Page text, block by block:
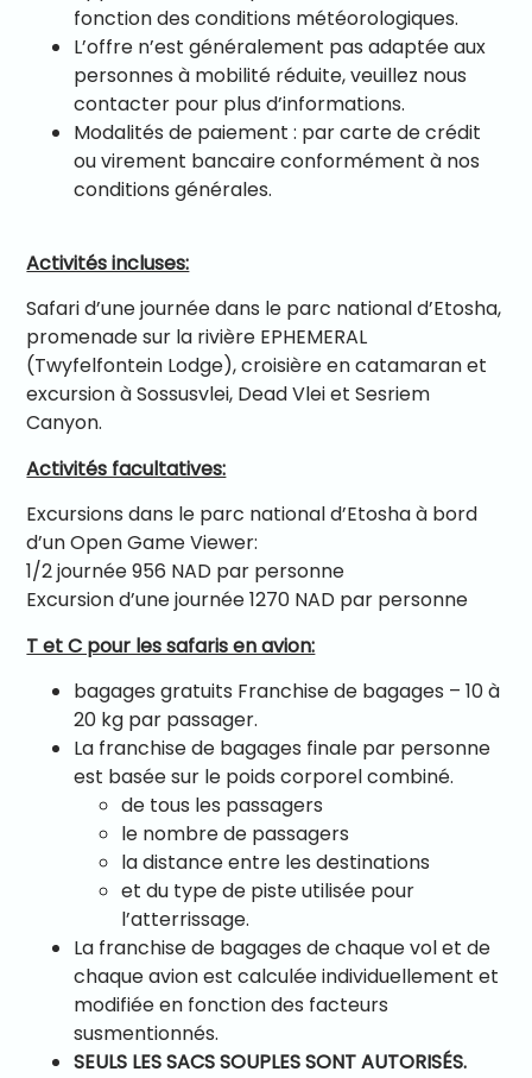
fonction des conditions météorologiques.
L’offre n’est généralement pas adaptée aux
personnes à mobilité réduite, veuillez nous
contacter pour plus d’informations.
Modalités de paiement : par carte de crédit
ou virement bancaire conformément à nos
conditions générales.
Activités incluses:
Safari d’une journée dans le parc national d’Etosha,
promenade sur la rivière EPHEMERAL
(Twyfelfontein Lodge), croisière en catamaran et
excursion à Sossusvlei, Dead Vlei et Sesriem
Canyon.
Activités facultatives:
Excursions dans le parc national d’Etosha à bord
d’un Open Game Viewer:
1/2 journée 956 NAD par personne
Excursion d’une journée 1270 NAD par personne
T et C pour les safaris en avion:
bagages gratuits Franchise de bagages – 10 à
20 kg par passager.
La franchise de bagages finale par personne
est basée sur le poids corporel combiné.
de tous les passagers
le nombre de passagers
la distance entre les destinations
et du type de piste utilisée pour
l’atterrissage.
La franchise de bagages de chaque vol et de
chaque avion est calculée individuellement et
modifiée en fonction des facteurs
susmentionnés.
SEULS LES SACS SOUPLES SONT AUTORISÉS.